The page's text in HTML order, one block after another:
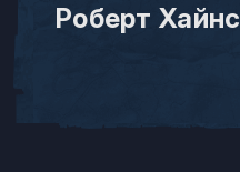
Роберт Хайнс